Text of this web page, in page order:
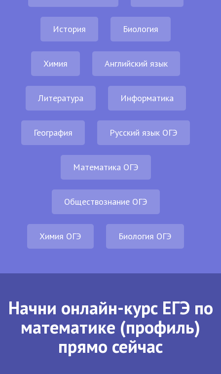
История Биология
Химия Английский язык
Литература Информатика
География Русский язык ОГЭ
Математика ОГЭ
Обществознание ОГЭ
Химия ОГЭ Биология ОГЭ
Начни онлайн-курс ЕГЭ по
математике (профиль)
прямо сейчас